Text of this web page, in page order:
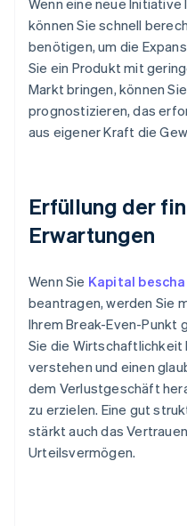
Wenn eine neue
können Sie schnell
benötigen, um die
Sie ein Produkt mit
Markt bringen, können
prognostizieren, das
aus eigener Kraft die
Erfüllung der
Erwartungen
Wenn Sie Kapital
beantragen, werden Sie
Ihrem Break-Even-Punkt
Sie die Wirtschaftlichkeit
verstehen und einen
dem Verlustgeschäft
zu erzielen. Eine gut
stärkt auch das
Urteilsvermögen.